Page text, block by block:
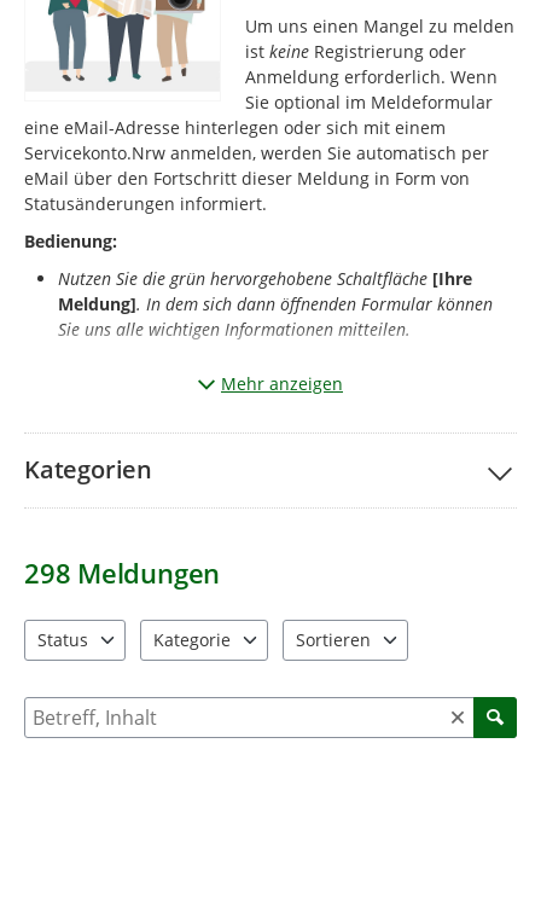
Um uns einen Mangel zu melden
istkeine Registrierung oder
Anmeldung erforderlich. Wenn
Sie optional im Meldeformular
eine eMail-Adresse hinterlegen oder sich mit einem
Servicekonto.Nrw anmelden, werden Sie automatisch per
eMail über den Fortschritt dieser Meldung in Form von
Statusänderungen informiert.
Bedienung:
Nutzen Sie die grün hervorgehobene Schaltfläche [Ihre
Meldung]. In dem sich dann öffnenden Formular können
Sie uns alle wichtigen Informationen mitteilen.
Sie möchten ein Foto senden? Beachten Sie bitte,
oderKfz-Kennzeichen
Mehr anzeigen
Kategorien
298 Meldungen
Status
Kategorie
Sortieren
Suche nach Meldungen und Kommentaren